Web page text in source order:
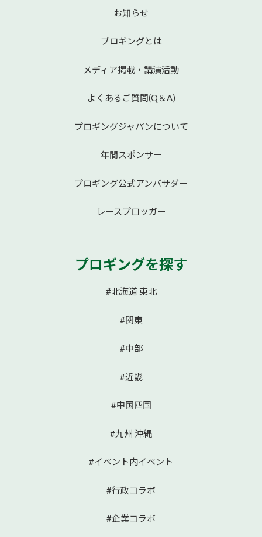
お知らせ
プロギングとは
メディア掲載・講演活動
よくあるご質問(Q＆A)
プロギングジャパンについて
年間スポンサー
プロギング公式アンバサダー
レースプロッガー
プロギングを探す
#北海道 東北
#関東
#中部
#近畿
#中国四国
#九州 沖縄
#イベント内イベント
#行政コラボ
#企業コラボ